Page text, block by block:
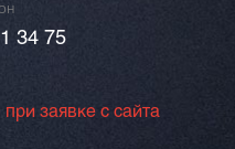
34 75
заявке с сайта